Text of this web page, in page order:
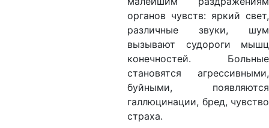
органов чувств: яркий свет,
различные звуки, шум
вызывают судороги мышц
конечностей. Больные
становятся агрессивными,
буйными, появляются
галлюцинации, бред, чувство
страха.